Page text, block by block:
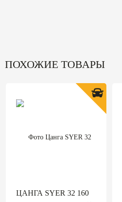
ПОХОЖИЕ ТОВАРЫ
ЦАНГА SYER 32 160